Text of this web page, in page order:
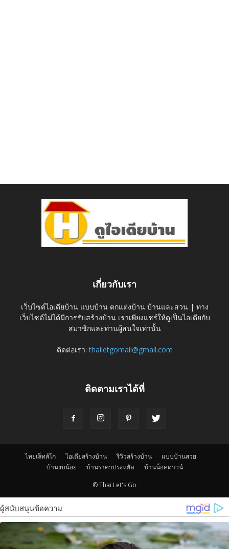
เกี่ยวกับเรา
เว็บไซต์ไอเดียบ้าน แบบบ้าน ตกแต่งบ้าน บ้านและสวน | ทาง
เว็บไซต์ไม่ได้มีการรับสร้างบ้าน เราเพียงแชร์ให้ดูเป็นไอเดียกับ
สมาชิกและท่านผู้สนใจเท่านั้น
ติดต่อเรา:thailetgomail@gmail.com
ติดตามเราได้ที่
ไทยเล็ทส์โก ไอเดียสร้างบ้าน รีวิวสร้างบ้าน
แบบบ้านสวย
บ้านงบน้อย
บ้านราคาประหยัด บ้านน็อคดาวน์
© Thai Let's Go